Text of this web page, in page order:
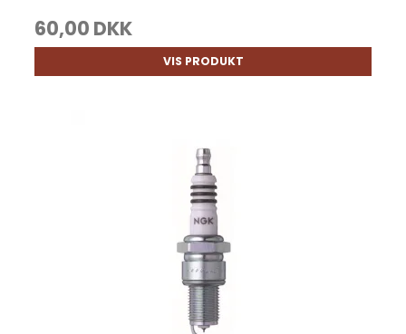
60,00 DKK
VIS PRODUKT